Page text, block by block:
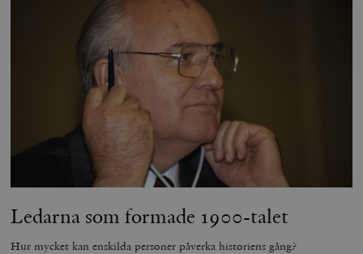
Ledarna som formade 1900-talet
Hur mycket kan enskilda personer påverka historiens gång?